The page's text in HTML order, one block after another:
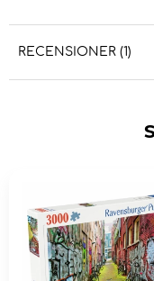
RECENSIONER (1)